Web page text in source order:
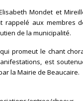
Mondet et
rappelé aux membres
de la municipalité.
promeut le chant
est
la Mairie de Beaucaire.